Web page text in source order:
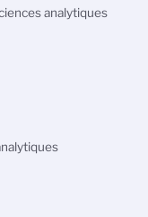
analytiques